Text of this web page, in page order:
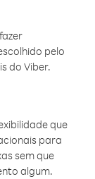
pelo
do Viber.
que
para
sem que
algum.